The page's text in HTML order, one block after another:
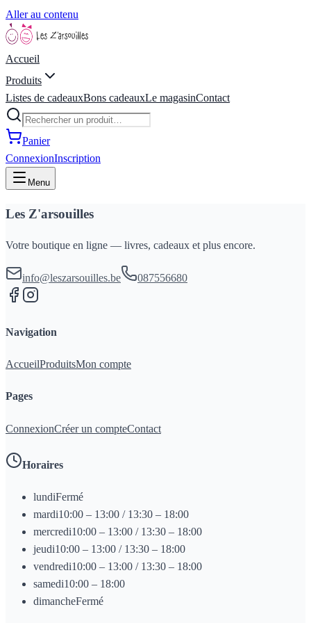
Aller au contenu
Accueil
Produits
Listes de cadeauxBons cadeauxLe magasinContact
Panier
ConnexionInscription
Menu
Les Z'arsouilles
Votre boutique en ligne — livres, cadeaux et plus encore.
info@leszarsouilles.be 087556680
Navigation
AccueilProduitsMon compte
Pages
ConnexionCréer un compteContact
Horaires
lundiFermé
mardi10:00 – 13:00 / 13:30 – 18:00
mercredi10:00 – 13:00 / 13:30 – 18:00
jeudi10:00 – 13:00 / 13:30 – 18:00
vendredi10:00 – 13:00 / 13:30 – 18:00
samedi10:00 – 18:00
dimancheFermé